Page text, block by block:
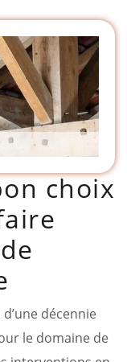
choix
décennie
le domaine de